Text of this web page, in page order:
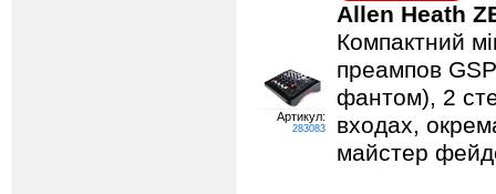
Артикул:
283083
Allen Heath
Компактний
преампов
фантом), 2
входах,
майстер